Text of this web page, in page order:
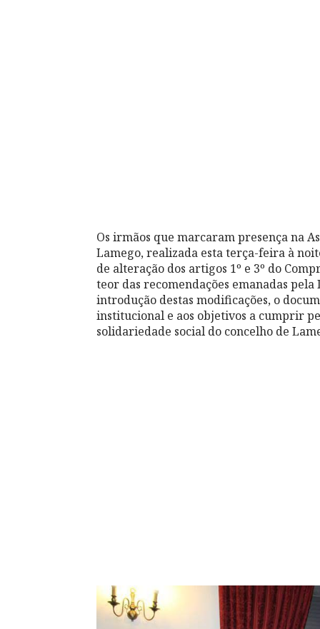
Os irmãos que marcaram presença na
Lamego, realizada esta terça-feira à
de alteração dos artigos 1º e 3º do
teor das recomendações emanadas
introdução destas modificações, o
institucional e aos objetivos a cumprir
solidariedade social do concelho de